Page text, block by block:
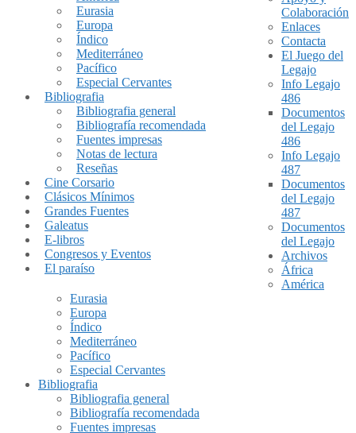
Eurasia
Europa
Índico
Mediterráneo
Pacífico
Especial Cervantes
Bibliografia
Bibliografia general
Bibliografía recomendada
Fuentes impresas
Notas de lectura
Reseñas
Cine Corsario
Clásicos Mínimos
Grandes Fuentes
Galeatus
E-libros
Congresos y Eventos
El paraíso
Colaboración
Enlaces
Contacta
El Juego del
Legajo
Info Legajo
486
Documentos
del Legajo
486
Info Legajo
487
Documentos
del Legajo
487
Documentos
del Legajo
Archivos
África
América
Eurasia
Europa
Índico
Mediterráneo
Pacífico
Especial Cervantes
Bibliografia
Bibliografia general
Bibliografía recomendada
Fuentes impresas